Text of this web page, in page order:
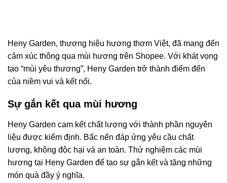
Heny Garden, thương hiệu hương thơm Việt, đã mang đến
cảm xúc thông qua mùi hương trên Shopee. Với khát vọng
tạo “mùi yêu thương”, Heny Garden trở thành điểm đến
của niềm vui và kết nối.
Sự gắn kết qua mùi hương
Heny Garden cam kết chất lượng với thành phần nguyên
liệu được kiểm định. Bấc nến đáp ứng yêu cầu chất
lượng, không độc hại và an toàn. Thử nghiệm các mùi
hương tại Heny Garden để tạo sự gắn kết và tặng những
món quà đầy ý nghĩa.